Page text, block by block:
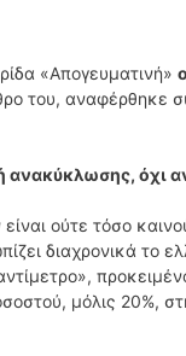
«Απογευματινή»
του, αναφέρθηκε
ανακύκλωσης, όχι
ούτε τόσο
διαχρονικά το
μόλις 20%,